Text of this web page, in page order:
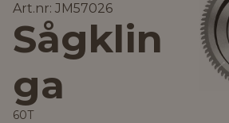
Art.nr: JM57026
Sågklin
ga
60T